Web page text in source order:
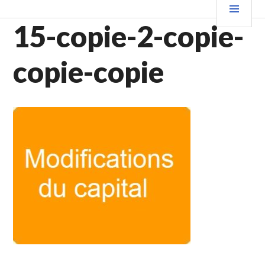
au
contenu
principal
15-copie-2-copie-
copie-copie